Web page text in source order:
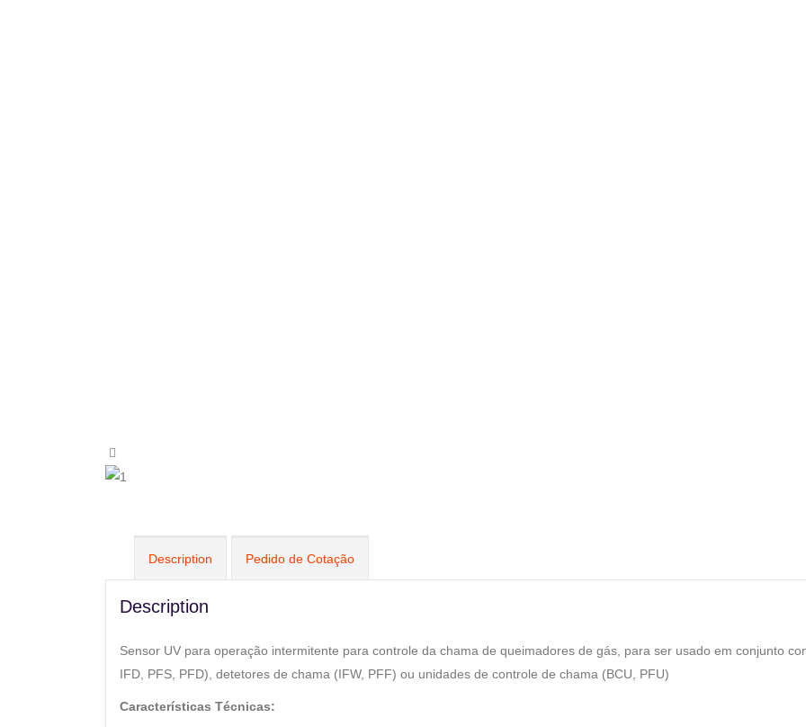
Description Pedido de Cotação
Description
Sensor UV para operação intermitente para controle da chama de queimadores de gás, para ser usado em conjunto
IFD, PFS, PFD), detetores de chama (IFW, PFF) ou unidades de controle de chama (BCU, PFU)
Características Técnicas: